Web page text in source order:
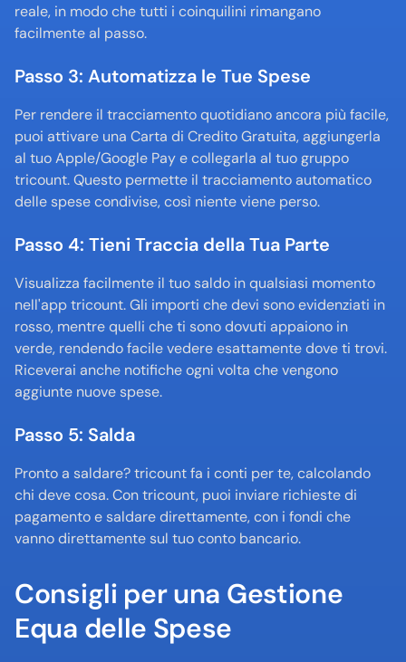
reale, in modo che tutti i coinquilini rimangano
facilmente al passo.
Passo 3: Automatizza le Tue Spese
Per rendere il tracciamento quotidiano ancora più facile,
puoi attivare una Carta di Credito Gratuita, aggiungerla
al tuo Apple/Google Pay e collegarla al tuo gruppo
tricount. Questo permette il tracciamento automatico
delle spese condivise, così niente viene perso.
Passo 4: Tieni Traccia della Tua Parte
Visualizza facilmente il tuo saldo in qualsiasi momento
nell'app tricount. Gli importi che devi sono evidenziati in
rosso, mentre quelli che ti sono dovuti appaiono in
verde, rendendo facile vedere esattamente dove ti trovi.
Riceverai anche notifiche ogni volta che vengono
aggiunte nuove spese.
Passo 5: Salda
Pronto a saldare? tricount fa i conti per te, calcolando
chi deve cosa. Con tricount, puoi inviare richieste di
pagamento e saldare direttamente, con i fondi che
vanno direttamente sul tuo conto bancario.
Consigli per una Gestione
Equa delle Spese